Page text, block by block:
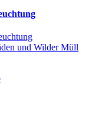
und Wilder Müll